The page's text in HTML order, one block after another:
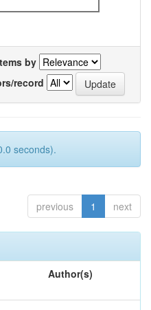
by
record
seconds).
previous 1 next
Author(s)